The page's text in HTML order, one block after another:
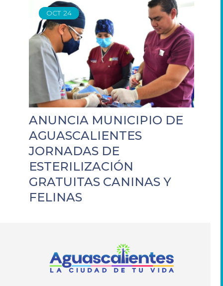
OCT 24
ANUNCIA MUNICIPIO DE
AGUASCALIENTES
JORNADAS DE
ESTERILIZACIÓN
GRATUITAS CANINAS Y
FELINAS